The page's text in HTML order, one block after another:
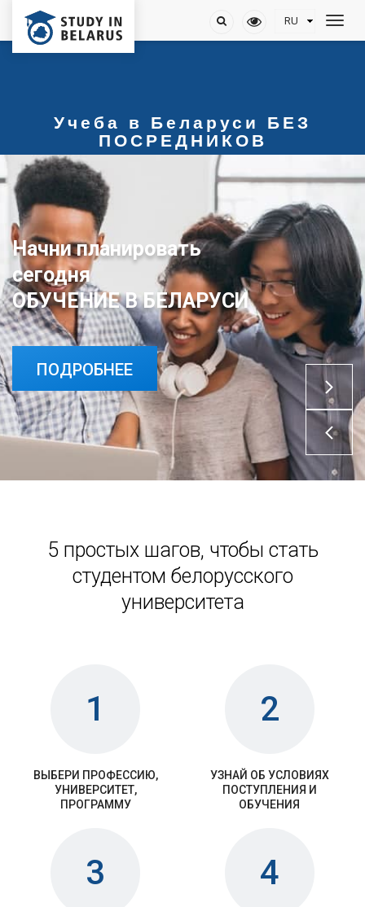
Учеба в Беларуси БЕЗ
ПОСРЕДНИКОВ
Начни планировать
сегодня
ОБУЧЕНИЕ В БЕЛАРУСИ
ПОДРОБНЕЕ
5 простых шагов, чтобы стать
студентом белорусского
университета
1
ВЫБЕРИ ПРОФЕССИЮ,
УНИВЕРСИТЕТ,
ПРОГРАММУ
2
УЗНАЙ ОБ УСЛОВИЯХ
ПОСТУПЛЕНИЯ И
ОБУЧЕНИЯ
3 4